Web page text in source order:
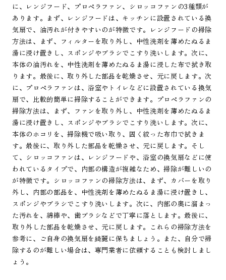
に、レンジフード、プロペラファン、シロッコファンの3種類が
あります。まず、レンジフードは、キッチンに設置されている換
気扇で、油汚れが付きやすいのが特徴です。レンジフードの掃除
方法は、まず、フィルターを取り外し、中性洗剤を薄めたぬるま
湯に浸け置きし、スポンジやブラシでこすり洗いします。次に、
本体の油汚れを、中性洗剤を薄めたぬるま湯に浸した布で拭き取
ります。最後に、取り外した部品を乾燥させ、元に戻します。次
に、プロペラファンは、浴室やトイレなどに設置されている換気
扇で、比較的簡単に掃除することができます。プロペラファンの
掃除方法は、まず、ファンを取り外し、中性洗剤を薄めたぬるま
湯に浸け置きし、スポンジやブラシでこすり洗いします。次に、
本体のホコリを、掃除機で吸い取り、固く絞った布巾で拭きま
す。最後に、取り外した部品を乾燥させ、元に戻します。そし
て、シロッコファンは、レンジフードや、浴室の換気扇などに使
われているタイプで、内部の構造が複雑なため、掃除が難しいの
が特徴です。シロッコファンの掃除方法は、まず、カバーを取り
外し、内部の部品を、中性洗剤を薄めたぬるま湯に浸け置きし、
スポンジやブラシでこすり洗いします。次に、内部の奥に溜まっ
た汚れを、綿棒や、歯ブラシなどで丁寧に落とします。最後に、
取り外した部品を乾燥させ、元に戻します。これらの掃除方法を
参考に、ご自身の換気扇を綺麗に保ちましょう。また、自分で掃
除するのが難しい場合は、専門業者に依頼することも検討しまし
ょう。